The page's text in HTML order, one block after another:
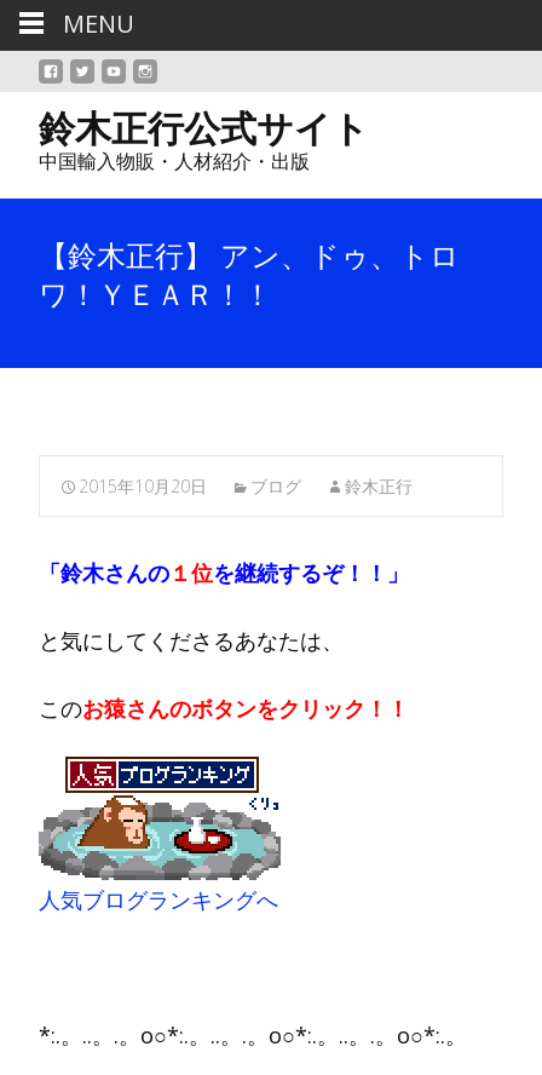
鈴木正行公式サイト
中国輸入物販・人材紹介・出版
【鈴木正行】 アン、ドゥ、トロ
ワ！ＹＥＡＲ！！
2015年10月20日 ブログ 鈴木正行
「鈴木さんの１位を継続するぞ！！」
と気にしてくださるあなたは、
このお猿さんのボタンをクリック！！
人気ブログランキングへ
*:.。..。.。o○*:.。..。.。o○*:.。..。.。o○*:.。
MENU